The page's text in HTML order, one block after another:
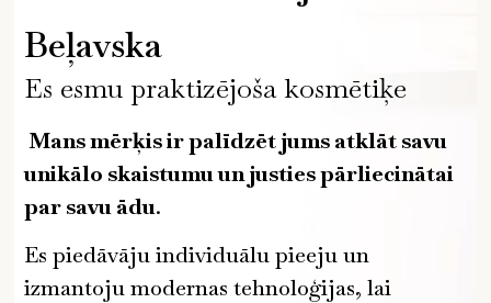
Beļavska
Es esmu praktizējoša kosmētiķe
Mans mērķis ir palīdzēt jums atklāt savu
unikālo skaistumu un justies pārliecinātai
par savu ādu.
Es piedāvāju individuālu pieeju un
izmantoju modernas tehnoloģijas, lai